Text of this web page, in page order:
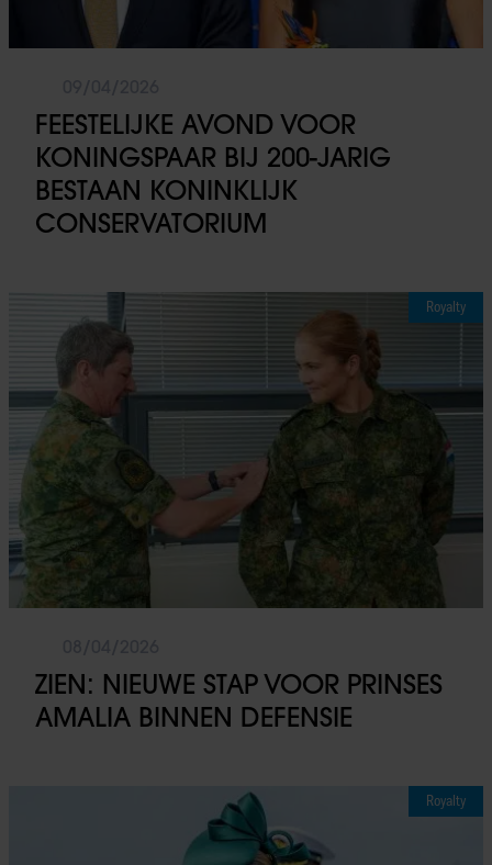
FEESTELIJKE AVOND VOOR
KONINGSPAAR BIJ 200-JARIG
BESTAAN KONINKLIJK
CONSERVATORIUM
Royalty
ZIEN: NIEUWE STAP VOOR PRINSES
AMALIA BINNEN DEFENSIE
Royalty